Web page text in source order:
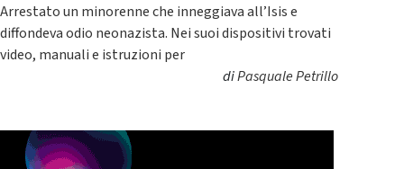
Arrestato un minorenne che inneggiava all’Isis e
diffondeva odio neonazista. Nei suoi dispositivi trovati
video, manuali e istruzioni per
diPasquale Petrillo